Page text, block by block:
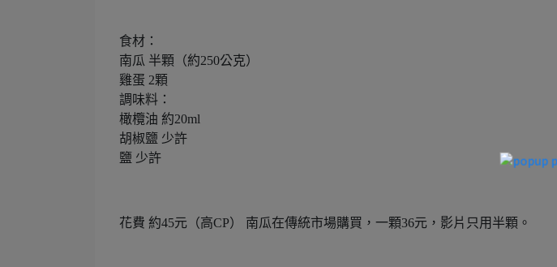
食材：
南瓜 半顆（約250公克）
雞蛋 2顆
調味料：
橄欖油 約20ml
胡椒鹽 少許
鹽 少許
花費 約45元（高CP） 南瓜在傳統市場購買，一顆36元，影片只用半顆。